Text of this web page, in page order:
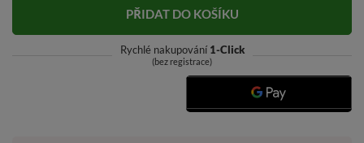
PŘIDAT DO KOŠÍKU
Rychlé nakupování 1-Click
(bez registrace)